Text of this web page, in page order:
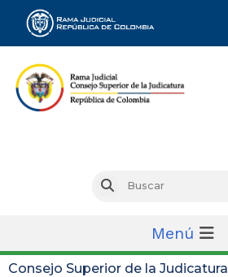
Buscar
Menú
Consejo Superior de la Judicatura